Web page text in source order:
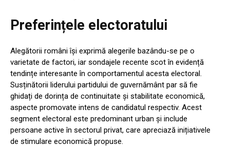
Preferințele electoratului
Alegătorii români își exprimă alegerile bazându-se pe o
varietate de factori, iar sondajele recente scot în evidență
tendințe interesante în comportamentul acesta electoral.
Susținătorii liderului partidului de guvernământ par să fie
ghidați de dorința de continuitate și stabilitate economică,
aspecte promovate intens de candidatul respectiv. Acest
segment electoral este predominant urban și include
persoane active în sectorul privat, care apreciază inițiativele
de stimulare economică propuse.